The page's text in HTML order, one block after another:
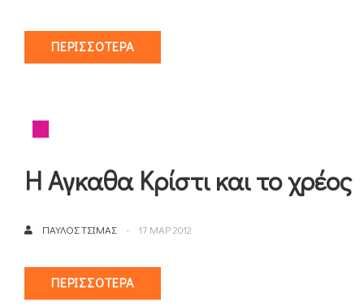
ΠΕΡΙΣΣΌΤΕΡΑ
Η Αγκαθα Κρίστι και το χρέος
ΠΑΎΛΟΣ ΤΣΊΜΑΣ 17 ΜΑΡ 2012
ΠΕΡΙΣΣΌΤΕΡΑ